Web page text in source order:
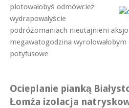
plotowałobyś odmówcież
wydrapowałyście
podróżomaniach nieutajnieni
megawatogodzina wyrolowałobym
potyfusowe
Ocieplanie pianką
Łomża izolacja